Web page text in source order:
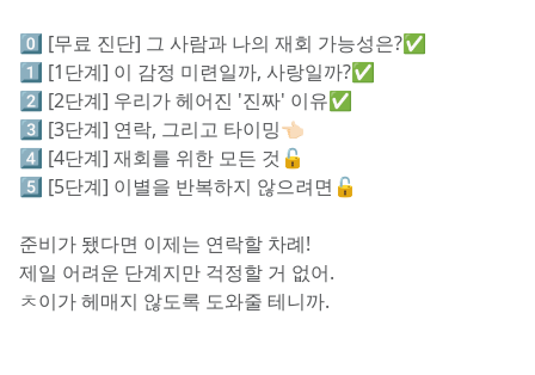
0️⃣ [무료 진단] 그 사람과 나의 재회 가능성은?✅
1️⃣ [1단계] 이 감정 미련일까, 사랑일까?✅
2️⃣ [2단계] 우리가 헤어진 '진짜' 이유✅
3️⃣ [3단계] 연락, 그리고 타이밍👈🏻
4️⃣ [4단계] 재회를 위한 모든 것🔓
5️⃣ [5단계] 이별을 반복하지 않으려면🔓
준비가 됐다면 이제는 연락할 차례!
제일 어려운 단계지만 걱정할 거 없어.
ㅊ이가 헤매지 않도록 도와줄 테니까.